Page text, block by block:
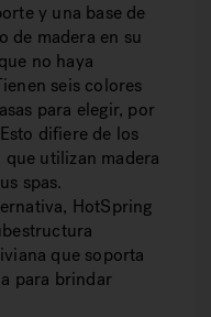
y una base de
de madera en su
no haya
seis colores
para elegir, por
difiere de los
utilizan madera
spas.
HotSpring
que soporta
para brindar